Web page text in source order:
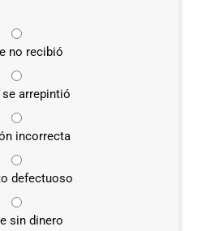
no recibió
arrepintió
incorrecta
defectuoso
sin dinero